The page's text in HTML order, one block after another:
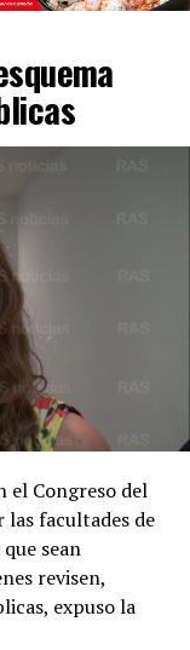
el Congreso del
las facultades de
sean
revisen,
expuso la